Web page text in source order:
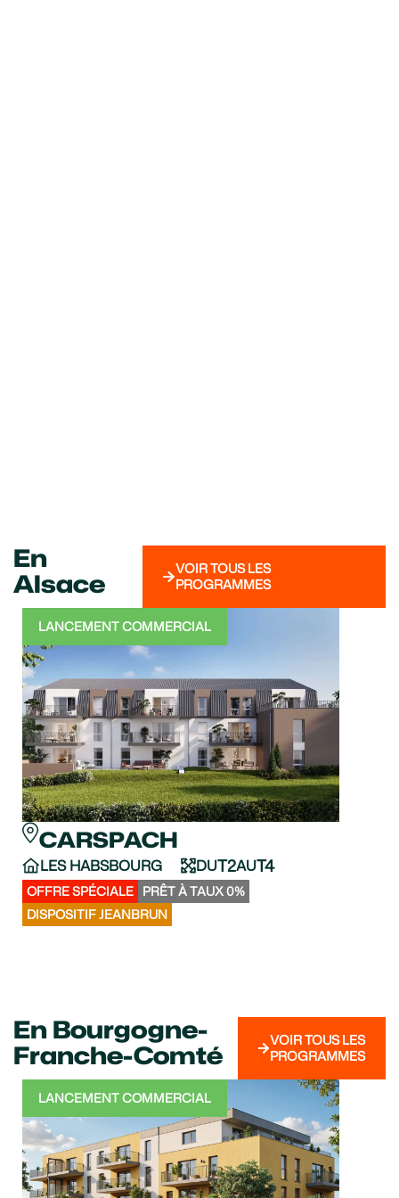
En
Alsace
VOIR TOUS LES
PROGRAMMES
LANCEMENT COMMERCIAL
CARSPACH
LES HABSBOURG DUT2AUT4
OFFRE SPÉCIALE PRÊT À TAUX 0%
DISPOSITIF JEANBRUN
En Bourgogne-
Franche-Comté
VOIR TOUS LES
PROGRAMMES
LANCEMENT COMMERCIAL